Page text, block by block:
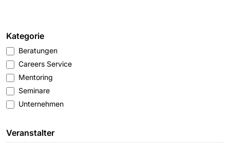
Kategorie
Beratungen
Careers Service
Mentoring
Seminare
Unternehmen
Veranstalter